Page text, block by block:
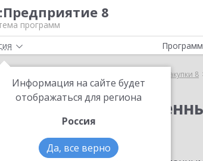
8
программ
Информация на сайте будет
отображаться для региона
Россия
Да, все верно
1С:Государственные и муниципальные закупки 8
в Тольятти